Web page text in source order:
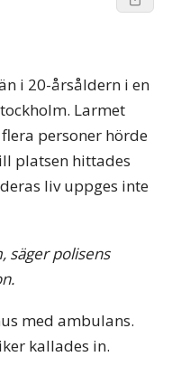
i 20-årsåldern i en
Larmet
personer hörde
platsen hittades
liv uppges inte
säger polisens
med ambulans.
kallades in.